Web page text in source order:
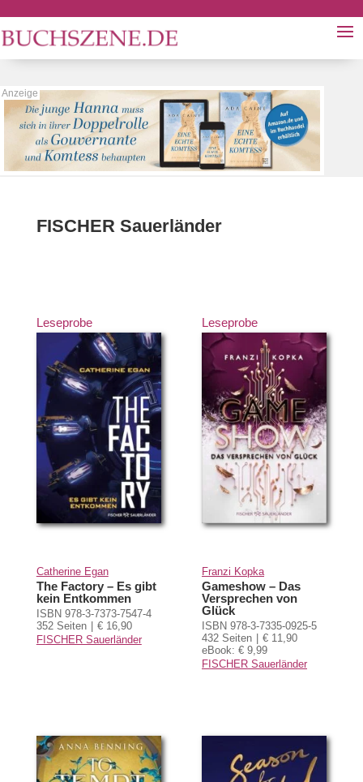
FISCHER Sauerländer
Leseprobe
Catherine Egan
The Factory – Es gibt
kein Entkommen
ISBN 978-3-7373-7547-4
352 Seiten
€ 16,90
FISCHER Sauerländer
Leseprobe
Franzi Kopka
Gameshow – Das
Versprechen von
Glück
ISBN 978-3-7335-0925-5
432 Seiten
€ 11,90
eBook: € 9,99
FISCHER Sauerländer